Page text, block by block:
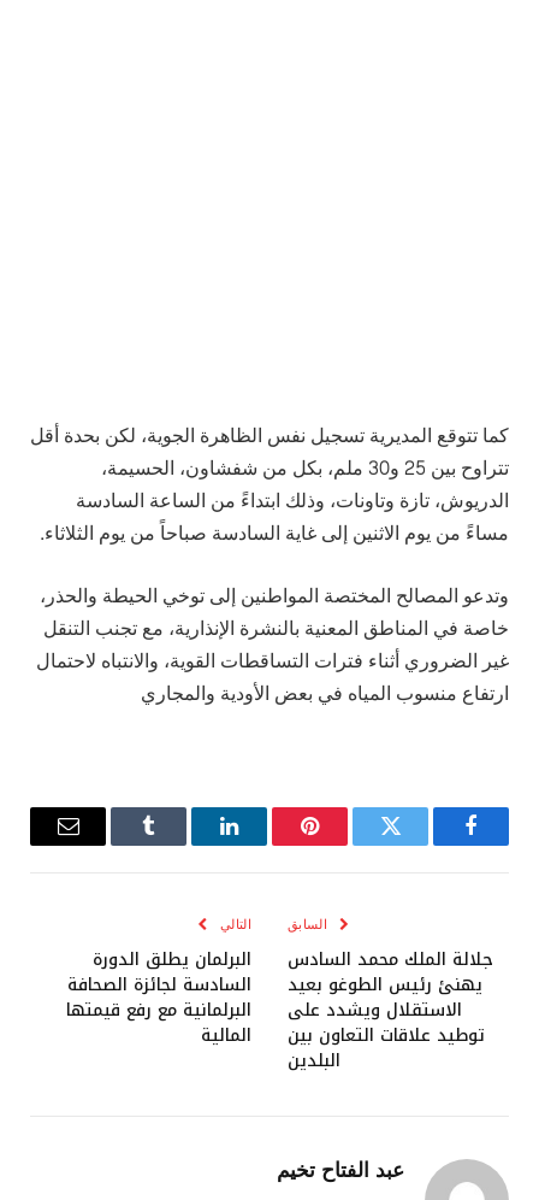
كما تتوقع المديرية تسجيل نفس الظاهرة الجوية، لكن بحدة أقل
تتراوح بين 25 و30 ملم، بكل من شفشاون، الحسيمة،
الدريوش، تازة وتاونات، وذلك ابتداءً من الساعة السادسة
مساءً من يوم الاثنين إلى غاية السادسة صباحاً من يوم الثلاثاء.
وتدعو المصالح المختصة المواطنين إلى توخي الحيطة والحذر،
خاصة في المناطق المعنية بالنشرة الإنذارية، مع تجنب التنقل
غير الضروري أثناء فترات التساقطات القوية، والانتباه لاحتمال
ارتفاع منسوب المياه في بعض الأودية والمجاري
فيسبوك تويتر بينتيريستلينكدإن Tumblr
البريد
السابق
جلالة الملك محمد السادس
يهنئ رئيس الطوغو بعيد
الاستقلال ويشدد على
توطيد علاقات التعاون بين
البلدين
التالي
البرلمان يطلق الدورة
السادسة لجائزة الصحافة
البرلمانية مع رفع قيمتها
المالية
عبد الفتاح تخيم